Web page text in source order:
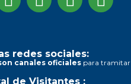
redes sociales:
canales oficiales para tramitar
de Visitantes :